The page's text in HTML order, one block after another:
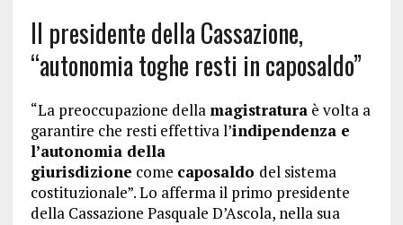
Il presidente della Cassazione,
“autonomia toghe resti in caposaldo”
“La preoccupazione della magistraturaè volta a
garantire che resti effettiva l’indipendenza e
l’autonomia della
giurisdizione come caposaldo del sistema
costituzionale”. Lo afferma il primo presidente
della Cassazione Pasquale D’Ascola, nella sua